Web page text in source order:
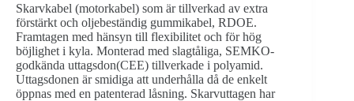
Skarvkabel (motorkabel) som är tillverkad av extra
förstärkt och oljebeständig gummikabel, RDOE.
Framtagen med hänsyn till flexibilitet och för hög
böjlighet i kyla. Monterad med slagtåliga, SEMKO-
godkända uttagsdon(CEE) tillverkade i polyamid.
Uttagsdonen är smidiga att underhålla då de enkelt
öppnas med en patenterad låsning. Skarvuttagen har